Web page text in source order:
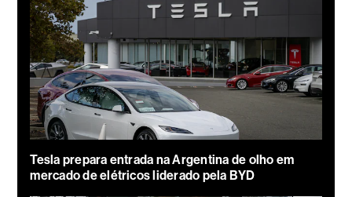
Tesla prepara entrada na Argentina de olho em
mercado de elétricos liderado pela BYD